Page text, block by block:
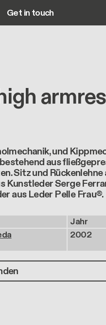
Main navigation
Get in touch
und
aus
Sitz und Rückenlehne
Serge
aus Leder Pelle Frau®.
Jahr
2002